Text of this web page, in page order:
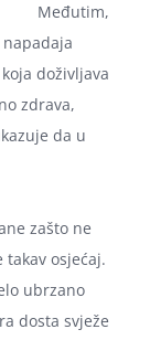
Međutim,
doživljava
zdrava,
da u
zašto ne
osjećaj.
ubrzano
dosta svježe